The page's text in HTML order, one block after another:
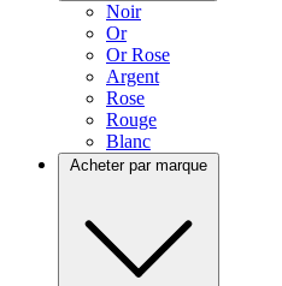
Noir
Or
Or Rose
Argent
Rose
Rouge
Blanc
Acheter par marque